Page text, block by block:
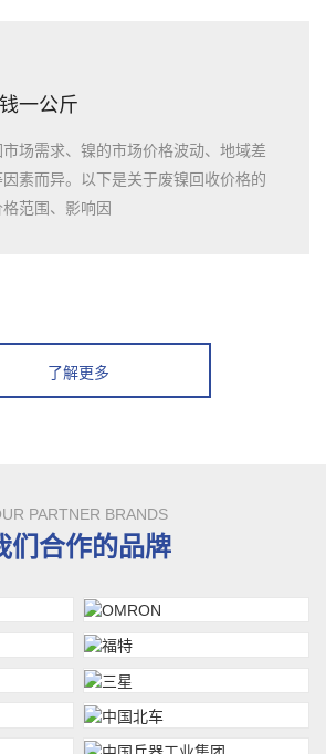
一公斤
场需求、镍的市场价格波动、地域差
素而异。以下是关于废镍回收价格的
范围、影响因
了解更多
PARTNER BRANDS
们合作的品牌